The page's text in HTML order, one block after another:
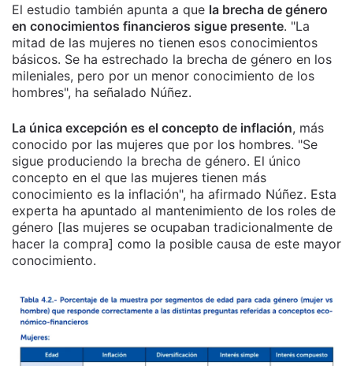
El estudio también apunta a que la brecha de género
en conocimientos financieros sigue presente. "La
mitad de las mujeres no tienen esos conocimientos
básicos. Se ha estrechado la brecha de género en los
mileniales, pero por un menor conocimiento de los
hombres", ha señalado Núñez.
La única excepción es el concepto de inflación, más
conocido por las mujeres que por los hombres. "Se
sigue produciendo la brecha de género. El único
concepto en el que las mujeres tienen más
conocimiento es la inflación", ha afirmado Núñez. Esta
experta ha apuntado al mantenimiento de los roles de
género [las mujeres se ocupaban tradicionalmente de
hacer la compra] como la posible causa de este mayor
conocimiento.